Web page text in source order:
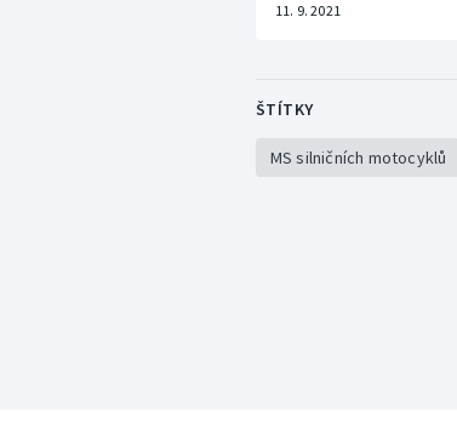
11. 9. 2021
ŠTÍTKY
MS silničních motocyklů